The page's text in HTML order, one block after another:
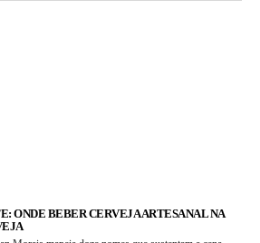
ONDE BEBER CERVEJA ARTESANAL NA